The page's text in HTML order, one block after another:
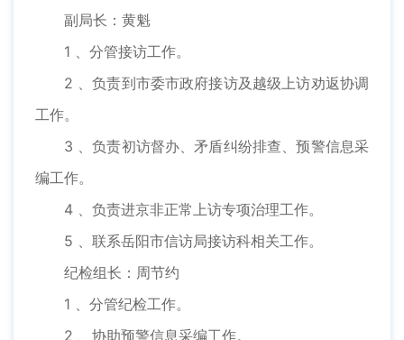
副局长：黄魁
1 、分管接访工作。
2 、负责到市委市政府接访及越级上访劝返协调
工作。
3 、负责初访督办、矛盾纠纷排查、预警信息采
编工作。
4 、负责进京非正常上访专项治理工作。
5 、联系岳阳市信访局接访科相关工作。
纪检组长：周节约
1 、分管纪检工作。
2 、协助预警信息采编工作。